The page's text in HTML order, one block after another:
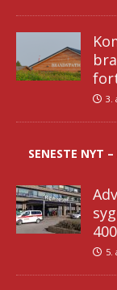
3.
SENESTE NYT
5.